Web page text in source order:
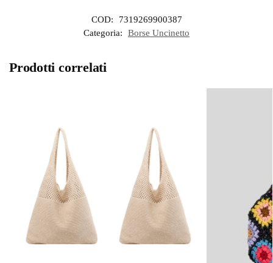
COD:
7319269900387
Categoria:
Borse Uncinetto
Prodotti correlati